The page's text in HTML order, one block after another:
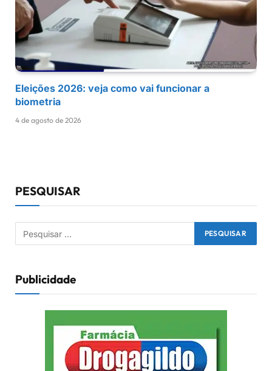
Eleições 2026: veja como vai funcionar a
biometria
4 de agosto de 2026
PESQUISAR
Publicidade